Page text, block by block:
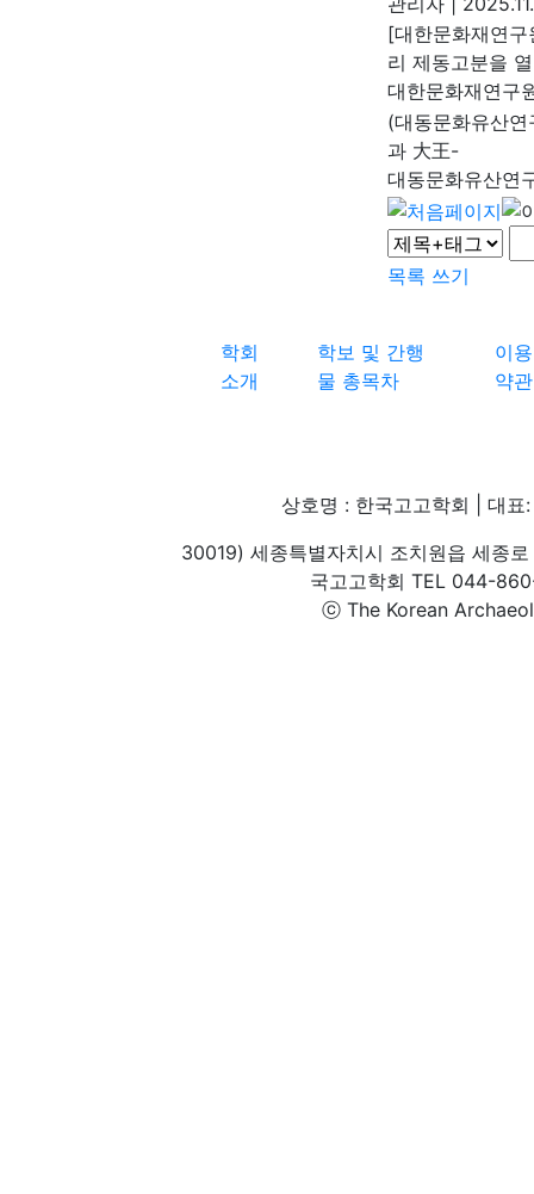
[대한문화재연
리 제동고분을
대한문화재연구
(대동문화유산
과 大王-
대동문화유산연
목록 쓰기
학회
소개
학보 및 간행
물 총목차
이용
약관
상호명 : 한국고고학회 | 대
30019) 세종특별자치시 조치원읍 세종
국고고학회 TEL 044-
ⓒ The Korean